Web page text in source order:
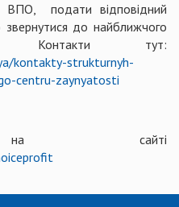
ВПО, подати відповідний
до найближчого
Контакти тут:
kontakty-strukturnyh-
centru-zaynyatosti
на сайті